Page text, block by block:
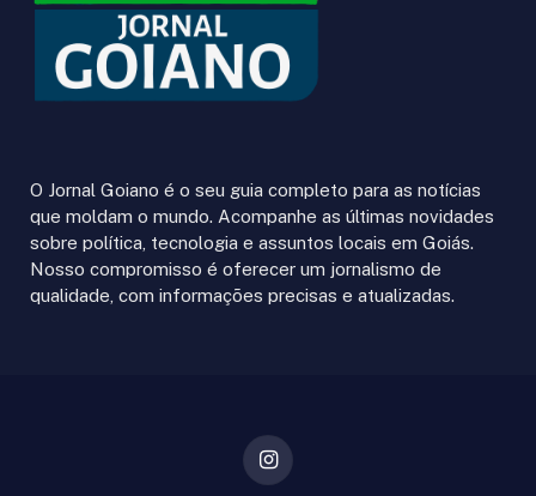
O Jornal Goiano é o seu guia completo para as notícias
que moldam o mundo. Acompanhe as últimas novidades
sobre política, tecnologia e assuntos locais em Goiás.
Nosso compromisso é oferecer um jornalismo de
qualidade, com informações precisas e atualizadas.
Instagram